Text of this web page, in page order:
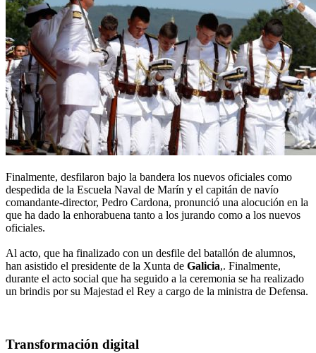
Finalmente, desfilaron bajo la bandera los nuevos oficiales como
despedida de la Escuela Naval de Marín y el capitán de navío
comandante-director, Pedro Cardona, pronunció una alocución en la
que ha dado la enhorabuena tanto a los jurando como a los nuevos
oficiales.
Al acto, que ha finalizado con un desfile del batallón de alumnos,
han asistido el presidente de la Xunta de Galicia,. Finalmente,
durante el acto social que ha seguido a la ceremonia se ha realizado
un brindis por su Majestad el Rey a cargo de la ministra de Defensa.
Transformación digital